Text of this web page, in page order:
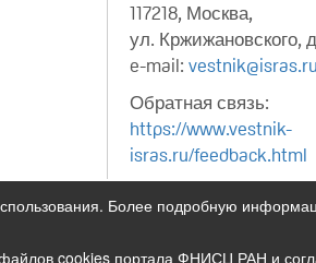
117218, Москва,
ул. Кржижановского,
e-mail: vestnik@isras.ru
Обратная связь:
https://www.vestnik-
isras.ru/feedback.html
Более подробную
cookies портала ФНИСЦ РАН и